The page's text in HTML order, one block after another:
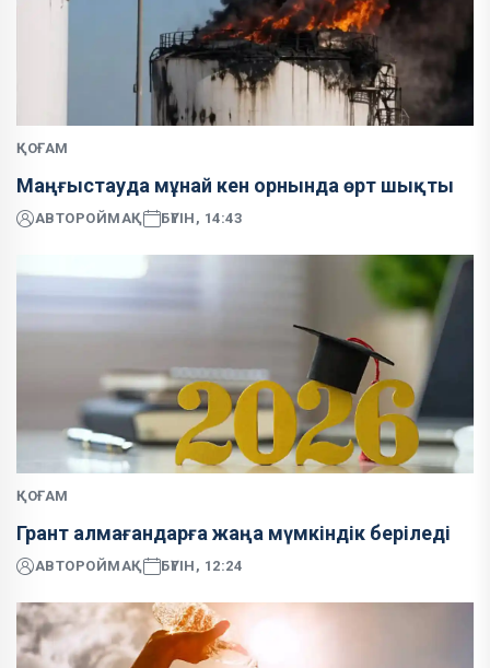
ҚОҒАМ
Маңғыстауда мұнай кен орнында өрт шықты
АВТОРОЙМАҚ БҮГІН, 14:43
ҚОҒАМ
Грант алмағандарға жаңа мүмкіндік беріледі
АВТОРОЙМАҚ БҮГІН, 12:24